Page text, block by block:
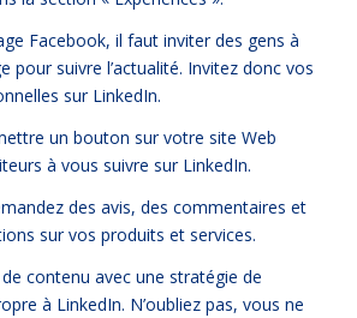
Facebook, il faut inviter des gens à
pour suivre l’actualité. Invitez donc vos
sur LinkedIn.
un bouton sur votre site Web
à vous suivre sur LinkedIn.
des avis, des commentaires et
sur vos produits et services.
contenu avec une stratégie de
à LinkedIn. N’oubliez pas, vous ne